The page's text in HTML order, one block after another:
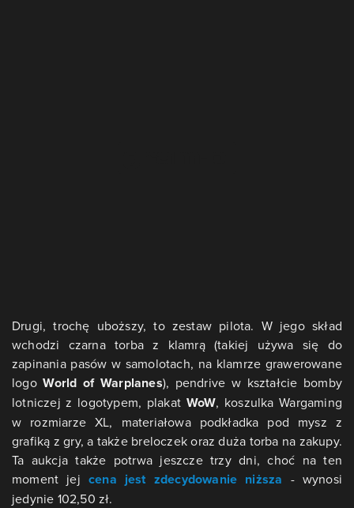
Drugi, trochę uboższy, to zestaw pilota. W jego skład
wchodzi czarna torba z klamrą (takiej używa się do
zapinania pasów w samolotach, na klamrze grawerowane
logoWorld of Warplanes), pendrive w kształcie bomby
lotniczej z logotypem, plakat WoW, koszulka Wargaming
w rozmiarze XL, materiałowa podkładka pod mysz z
grafiką z gry, a także breloczek oraz duża torba na zakupy.
Ta aukcja także potrwa jeszcze trzy dni, choć na ten
moment jej cena jest zdecydowanie niższa - wynosi
jedynie 102,50 zł.